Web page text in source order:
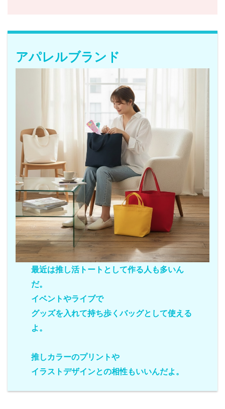
アパレルブランド
最近は推し活トートとして作る人も多いん
だ。
イベントやライブで
グッズを入れて持ち歩くバッグとして使える
よ。
推しカラーのプリントや
イラストデザインとの相性もいいんだよ。